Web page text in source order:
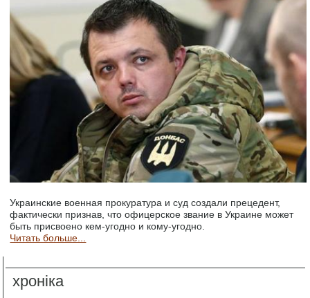
Украинские военная прокуратура и суд создали прецедент,
фактически признав, что офицерское звание в Украине может
быть присвоено кем-угодно и кому-угодно.
Читать больше...
хроніка